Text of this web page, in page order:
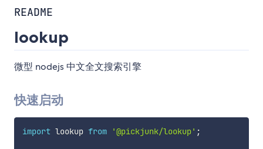
README
lookup
微型 nodejs 中文全文搜索引擎
快速启动
import lookup from '@pickjunk/lookup' ;